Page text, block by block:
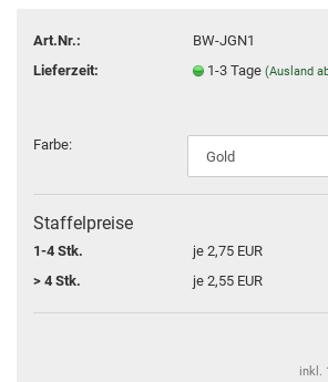
Art.Nr.:
BW-JGN1
Lieferzeit:
1-3 Tage(Ausland
Farbe:
Staffelpreise
1-4 Stk.
je 2,75 EUR
> 4 Stk.
je 2,55 EUR
inkl.